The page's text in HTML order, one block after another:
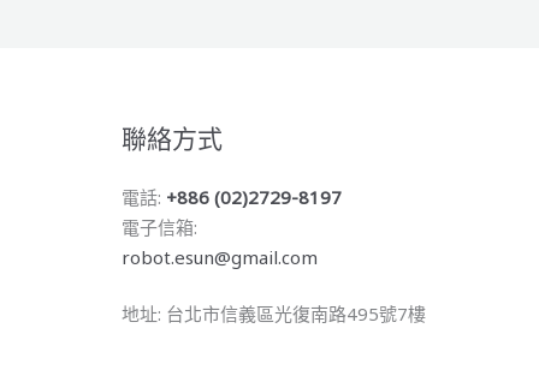
聯絡方式
電話: +886 (02)2729-8197
電子信箱:
robot.esun@gmail.com
地址: 台北市信義區光復南路495號7樓